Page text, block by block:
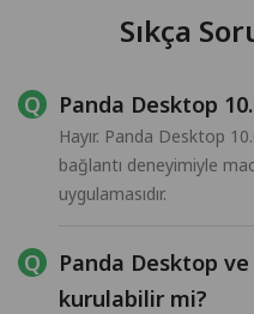
Sıkça
Panda Desktop
Hayır. Panda Desktop
bağlantı deneyimiyle
uygulamasıdır.
Panda Desktop
kurulabilir mi?